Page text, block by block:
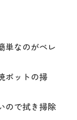
単なのがペレ
ポットの掃
ので拭き掃除